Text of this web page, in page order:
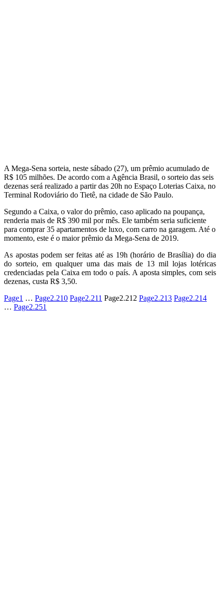
A Mega-Sena sorteia, neste sábado (27), um prêmio acumulado de
R$ 105 milhões. De acordo com a Agência Brasil, o sorteio das seis
dezenas será realizado a partir das 20h no Espaço Loterias Caixa, no
Terminal Rodoviário do Tietê, na cidade de São Paulo.
Segundo a Caixa, o valor do prêmio, caso aplicado na poupança,
renderia mais de R$ 390 mil por mês. Ele também seria suficiente
para comprar 35 apartamentos de luxo, com carro na garagem. Até o
momento, este é o maior prêmio da Mega-Sena de 2019.
As apostas podem ser feitas até as 19h (horário de Brasília) do dia
do sorteio, em qualquer uma das mais de 13 mil lojas lotéricas
credenciadas pela Caixa em todo o país. A aposta simples, com seis
dezenas, custa R$ 3,50.
Page1 … Page2.210 Page2.211 Page2.212 Page2.213 Page2.214
… Page2.251